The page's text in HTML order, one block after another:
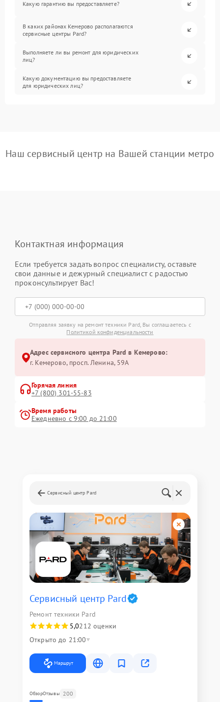
Какую гарантию вы предоставляете?
В каких районах Кемерово располагаются
сервисные центры Pard?
Выполняете ли вы ремонт для юридических
лиц?
Какую документацию вы предоставляете
для юридических лиц?
Наш сервисный центр на Вашей станции метро
Контактная информация
Если требуется задать вопрос специалисту, оставьте
свои данные и дежурный специалист с радостью
проконсультирует Вас!
Отправляя заявку на ремонт техники Pard, Вы соглашаетесь с
Политикой конфиденциальности
Адрес сервисного центра Pard в Кемерово:
г. Кемерово, просп. Ленина, 59А
Горячая линия
+7 (800) 301-55-83
Время работы
Ежедневно с 9:00 до 21:00
Сервисный центр Pard
Сервисный центр Pard
Ремонт техники Pard
5,0212 оценки
Открыто до 21:00
Маршрут
ОбзорОтзывы 200